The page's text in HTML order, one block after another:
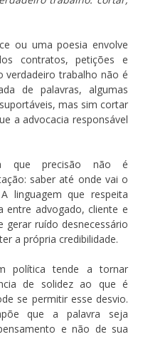
ou uma poesia envolve
contratos, petições e
verdadeiro trabalho não é
de palavras, algumas
mas sim cortar
a advocacia responsável
que precisão não é
saber até onde vai o
linguagem que respeita
entre advogado, cliente e
gerar ruído desnecessário
a própria credibilidade.
política tende a tornar
de solidez ao que é
se permitir esse desvio.
que a palavra seja
e não de sua